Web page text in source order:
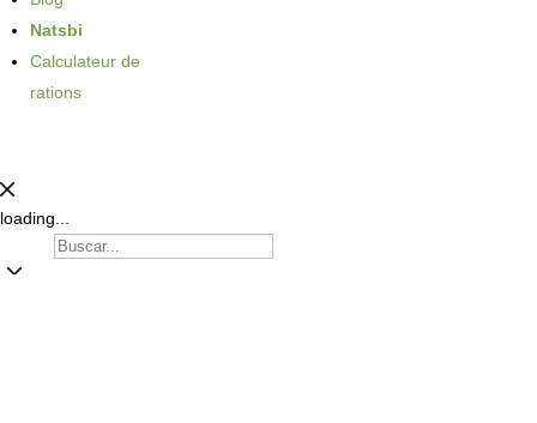
Natsbi
Calculateur de
rations
loading...